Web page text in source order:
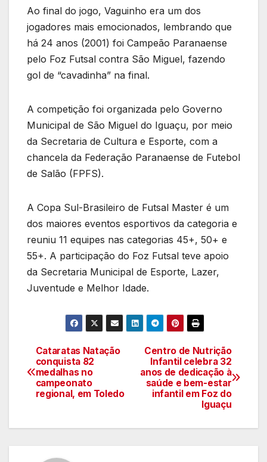
Ao final do jogo, Vaguinho era um dos
jogadores mais emocionados, lembrando que
há 24 anos (2001) foi Campeão Paranaense
pelo Foz Futsal contra São Miguel, fazendo
gol de “cavadinha” na final.
A competição foi organizada pelo Governo
Municipal de São Miguel do Iguaçu, por meio
da Secretaria de Cultura e Esporte, com a
chancela da Federação Paranaense de Futebol
de Salão (FPFS).
A Copa Sul-Brasileiro de Futsal Master é um
dos maiores eventos esportivos da categoria e
reuniu 11 equipes nas categorias 45+, 50+ e
55+. A participação do Foz Futsal teve apoio
da Secretaria Municipal de Esporte, Lazer,
Juventude e Melhor Idade.
Navegação
de
artigos
Centro de Nutrição
Infantil celebra 32
anos de dedicação à
saúde e bem-estar
infantil em Foz do
Iguaçu
Cataratas Natação
conquista 82
medalhas no
campeonato
regional, em Toledo